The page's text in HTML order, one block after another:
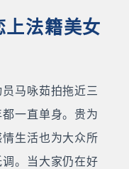
上法籍美女
马咏茹拍拖近三
一直单身。贵为
生活也为大众所
。当大家仍在好